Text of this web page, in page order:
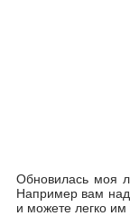
Обновилась моя
Например вам
и можете легко им